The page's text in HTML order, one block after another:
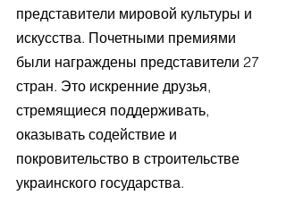
представители мировой культуры и
искусства. Почетными премиями
были награждены представители 27
стран. Это искренние друзья,
стремящиеся поддерживать,
оказывать содействие и
покровительство в строительстве
украинского государства.